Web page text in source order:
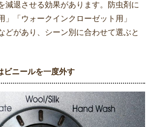
減退させる効果があります。防虫剤に
」「ウォークインクローゼット用」
どがあり、シーン別に合わせて選ぶと
ビニールを一度外す